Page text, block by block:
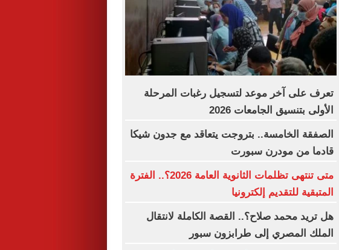
تعرف على آخر موعد لتسجيل رغبات المرحلة
الأولى بتنسيق الجامعات 2026
الصفقة الخامسة.. بتروجت يتعاقد مع جدون شيكا
قادما من مودرن سبورت
متى تنتهى تظلمات الثانوية العامة 2026؟.. الفترة
المتبقية للتقديم إلكترونيا
هل تريد محمد صلاح؟.. القصة الكاملة لانتقال
الملك المصري إلى طرابزون سبور